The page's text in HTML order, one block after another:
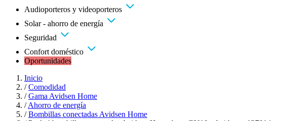
Audioporteros y videoporteros
Solar - ahorro de energía
Seguridad
Confort doméstico
Oportunidades
Inicio
/ Comodidad
/ Gama Avidsen Home
/ Ahorro de energía
/ Bombillas conectadas Avidsen Home